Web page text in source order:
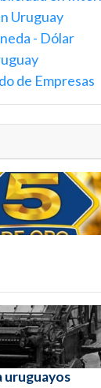
Uruguay
- Dólar
de Empresas
uruguayos